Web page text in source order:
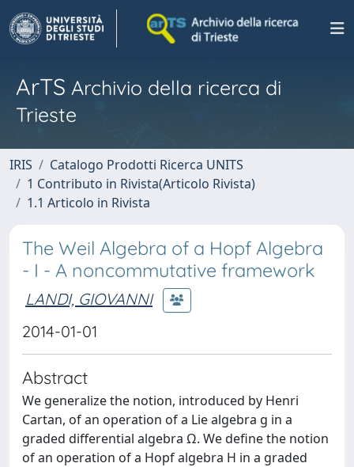
ArTS Archivio della ricerca di
Trieste
IRIS
Catalogo Prodotti Ricerca UNITS
1 Contributo in Rivista(Articolo Rivista)
1.1 Articolo in Rivista
The Weil Algebra of a Hopf Algebra
- I - A noncommutative framework
LANDI, GIOVANNI
2014-01-01
Abstract
We generalize the notion, introduced by Henri
Cartan, of an operation of a Lie algebra g in a
graded differential algebra Ω. We define the notion
of an operation of a Hopf algebra H in a graded